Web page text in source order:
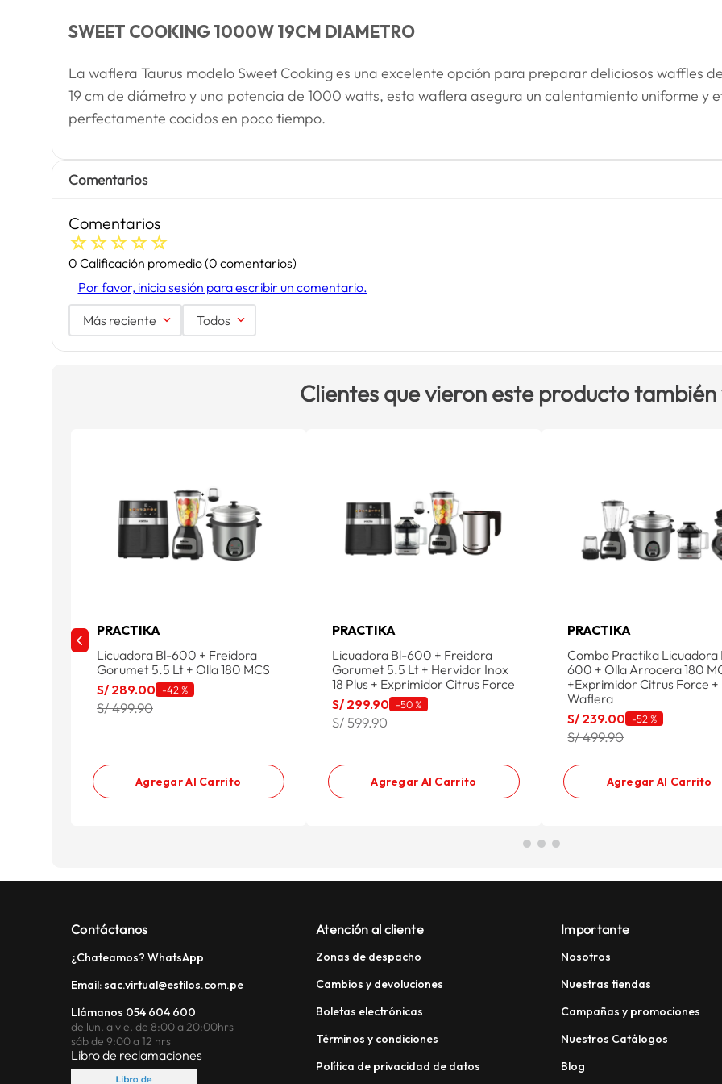
SWEET COOKING 1000W 19CM DIAMETRO
La waflera Taurus modelo Sweet Cooking es una excelente opción para preparar deliciosos waffles
19 cm de diámetro y una potencia de 1000 watts, esta waflera asegura un calentamiento uniforme y
perfectamente cocidos en poco tiempo.
Comentarios
Comentarios
☆☆☆☆☆
0 Calificación promedio(0 comentarios)
Por favor, inicia sesión para escribir un comentario.
Más reciente Todos
Clientes que vieron este producto
PRACTIKA
Licuadora Bl-600 + Freidora
Gorumet 5.5 Lt + Olla 180 MCS
S/ 289.00 -42 %
S/ 499.90
Agregar Al Carrito
PRACTIKA
Licuadora Bl-600 + Freidora
Gorumet 5.5 Lt + Hervidor Inox
18 Plus + Exprimidor Citrus Force
S/ 299.90 -50 %
S/ 599.90
Agregar Al Carrito
PRACTIKA
Combo Practika Licuadora
600 + Olla Arrocera 180
+Exprimidor Citrus Force +
Waflera
S/ 239.00 -52 %
S/ 499.90
Agregar Al Carrito
Contáctanos
¿Chateamos? WhatsApp
Email: sac.virtual@estilos.com.pe
Llámanos 054 604 600
de lun. a vie. de 8:00 a 20:00hrs
sáb de 9:00 a 12 hrs
Libro de reclamaciones
Atención al cliente
Zonas de despacho
Cambios y devoluciones
Boletas electrónicas
Términos y condiciones
Política de privacidad de datos
Importante
Nosotros
Nuestras tiendas
Campañas y promociones
Nuestros Catálogos
Blog